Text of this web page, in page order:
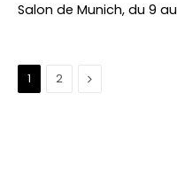
Salon de Munich, du 9
1 2 Suivant